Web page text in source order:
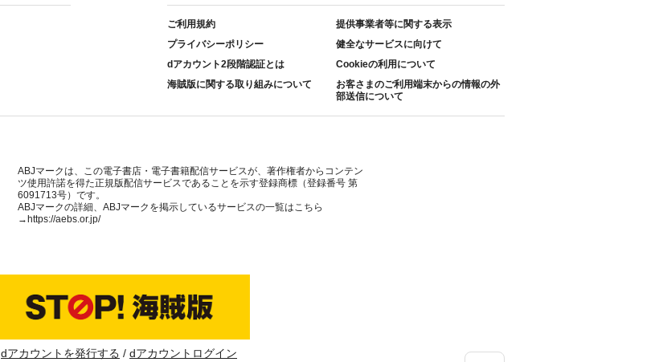
ご利用規約
提供事業者等に関する表示
プライバシーポリシー
健全なサービスに向けて
dアカウント2段階認証とは
Cookieの利用について
海賊版に関する取り組みについて
お客さまのご利用端末からの情報の外
部送信について
ABJマークは、この電子書店・電子書籍配信サービスが、著作権者からコンテン
ツ使用許諾を得た正規版配信サービスであることを示す登録商標（登録番号 第
6091713号）です。
ABJマークの詳細、ABJマークを掲示しているサービスの一覧はこちら
→https://aebs.or.jp/
dアカウントを発行する dアカウントログイン